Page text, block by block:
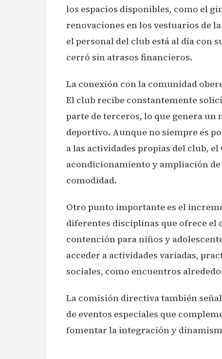
los espacios disponibles, como el
renovaciones en los vestuarios de
el personal del club está al día con
cerró sin atrasos financieros.
La conexión con la comunidad
El club recibe constantemente
parte de terceros, lo que genera
deportivo. Aunque no siempre es
a las actividades propias del club,
acondicionamiento y ampliación
comodidad.
Otro punto importante es el
diferentes disciplinas que ofrece el
contención para niños y
acceder a actividades variadas,
sociales, como encuentros
La comisión directiva también
de eventos especiales que
fomentar la integración y